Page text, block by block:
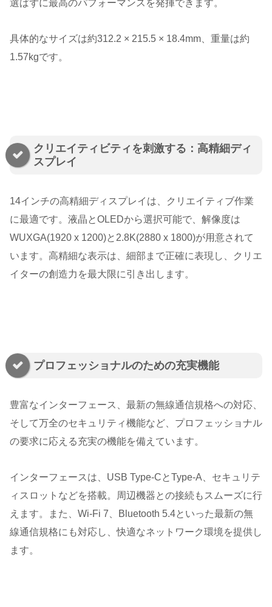
選ばずに最高のパフォーマンスを発揮できます。
具体的なサイズは約312.2 × 215.5 × 18.4mm、重量は約
1.57kgです。
クリエイティビティを刺激する：高精細ディ
スプレイ
14インチの高精細ディスプレイは、クリエイティブ作業
に最適です。液晶とOLEDから選択可能で、解像度は
WUXGA(1920 x 1200)と2.8K(2880 x 1800)が用意されて
います。高精細な表示は、細部まで正確に表現し、クリエ
イターの創造力を最大限に引き出します。
プロフェッショナルのための充実機能
豊富なインターフェース、最新の無線通信規格への対応、
そして万全のセキュリティ機能など、プロフェッショナル
の要求に応える充実の機能を備えています。
インターフェースは、USB Type-CとType-A、セキュリテ
ィスロットなどを搭載。周辺機器との接続もスムーズに行
えます。また、Wi-Fi 7、Bluetooth 5.4といった最新の無
線通信規格にも対応し、快適なネットワーク環境を提供し
ます。